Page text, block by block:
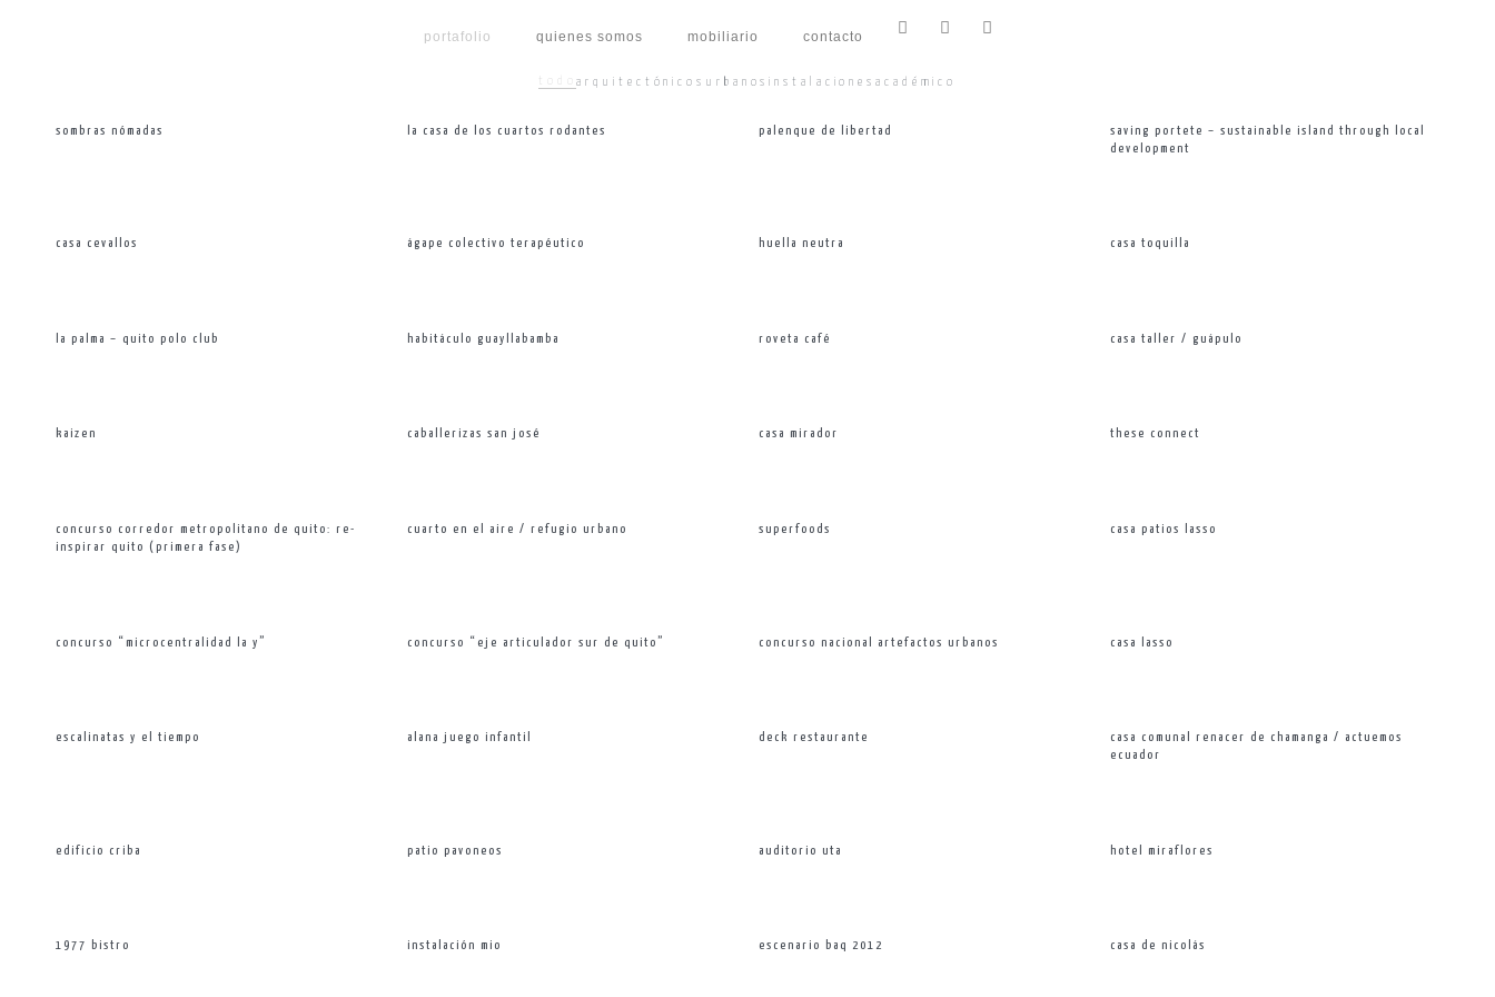
portafolio quienes somos mobiliario contacto
todoarquitectónicos urbanosinstalaciones académico
sombras nómadas la casa de los cuartos rodantes palenque de libertad
saving portete – sustainable island through local
development
casa cevallos ágape colectivo terapéutico huella neutra casa toquilla
la palma – quito polo club habitáculo guayllabamba roveta café casa taller / guápulo
kaizen caballerizas san josé casa mirador these connect
concurso corredor metropolitano de quito: re-
inspirar quito (primera fase)
cuarto en el aire / refugio urbano superfoods casa patios lasso
concurso “microcentralidad la y” concurso “eje articulador sur de quito” concurso nacional artefactos urbanos casa lasso
escalinatas y el tiempo alana juego infantil deck restaurante
casa comunal renacer de chamanga / actuemos
ecuador
edificio criba patio pavoneos auditorio uta hotel miraflores
1977 bistro instalación mio escenario baq 2012 casa de nicolás